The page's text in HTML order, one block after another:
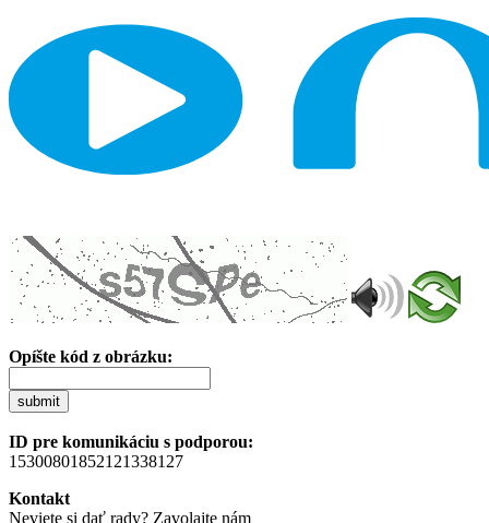
Opíšte kód z obrázku:
submit
ID pre komunikáciu s podporou:
15300801852121338127
Kontakt
Neviete si dať rady? Zavolajte nám